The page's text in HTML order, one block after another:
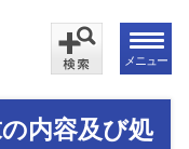
メニュー
内容及び処